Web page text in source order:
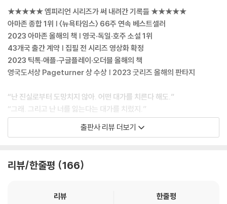
않는 데는 이유가 있다. 인간에 대해 참을성이 없거든. 어른에 대한 참을성
도 없고. 논리도 없지.” 테른이 그르렁거렸다.
“그러니까, 인간 청소년과 똑같네요.” 십대 같은 드래곤이라니. 멋져라.
“무시무시한 이빨이 있고 불을 뿜는다는 점을 빼면 그렇지.”
--- p.36
“우리의 새로운 비행단장은 누가 될까?” 뒤에서 나딘이 소곤거렸다.
“아우라 바인헤븐.” 리애넌이 대답했다. “제2비행단이 모의전투에서 이기
는 데 중요한 역할을 했거든. 하지만 에이토스도 라이오슨의 자리를 메꾸
기에 많이 부족하진 않았지.”
우리 대대에서는 히튼과 에머리의 이름이 불렸다. 나는 다른 사람들을 보
면서 우리와 같이 시작했지만 끝내지 못한 1학년들을 떠올렸다. 바스지아
을 1학년들. 어깨에 영영 세 번째 별을 달지 못할 2학년들도. 솔레일처럼 영
“제이든 라이오슨.” 생도대장의 외침에 심장이 펄쩍 뛰었다. 대열에 남아
★★★★★ 엠피리언 시리즈가 써 내려간 기록들 ★★★★★
아마존 종합 1위 | 〈뉴욕타임스〉 66주 연속 베스트셀러
2023 아마존 올해의 책 | 영국·독일·호주 소설 1위
43개국 출간 계약 | 집필 전 시리즈 영상화 확정
2023 틱톡·애플·구글플레이·오더블 올해의 책
영국도서상 Pageturner 상 수상 | 2023 굿리즈 올해의 판타지
“난 진실로부터 도망치지 않아. 어떤 대가를 치른다 해도.”
“그래. 그리고 난 너를 잃는다는 대가를 치렀지.”
매혹적인 로맨스 속에서 속절없이 피어나는 의심과 혼돈…!
치기도 전에 죽을 거라는 모두의 예상을 깨고, 가장 강력한 드래곤의 선택
다 예측할 수 없으며, 사랑만큼이나 자기 통제하기 어려운 일이 연속적으
출판사 리뷰 더보기
리뷰/한줄평 166
리뷰 한줄평